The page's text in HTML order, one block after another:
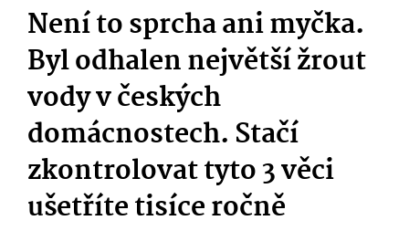
Není to sprcha ani myčka.
Byl odhalen největší žrout
vody v českých
domácnostech. Stačí
zkontrolovat tyto 3 věci
ušetříte tisíce ročně